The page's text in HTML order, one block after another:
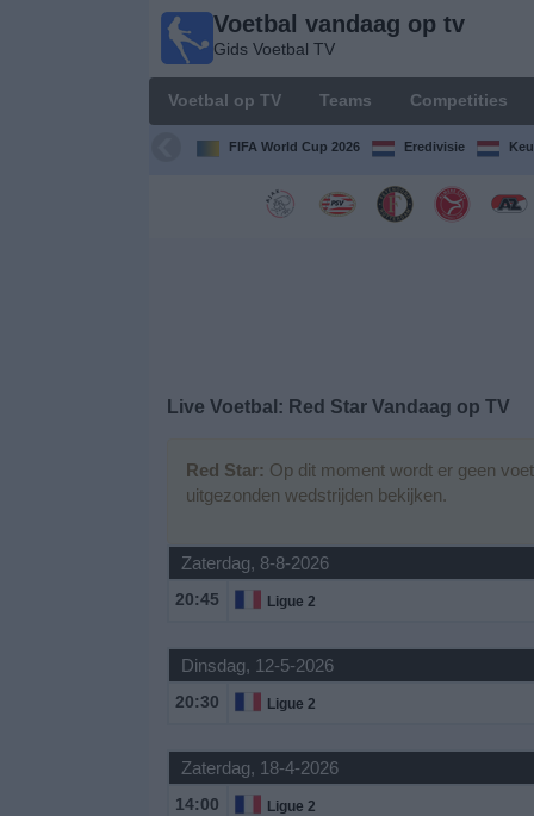
Voetbal vandaag op tv
Gids Voetbal TV
Voetbal op TV Teams Competities
FIFA World Cup 2026 Eredivisie
Live Voetbal: Red Star Vandaag op TV
Red Star: Op dit moment wordt er geen
uitgezonden wedstrijden bekijken.
Zaterdag, 8-8-2026
20:45 Ligue 2
Dinsdag, 12-5-2026
20:30 Ligue 2
Zaterdag, 18-4-2026
14:00 Ligue 2